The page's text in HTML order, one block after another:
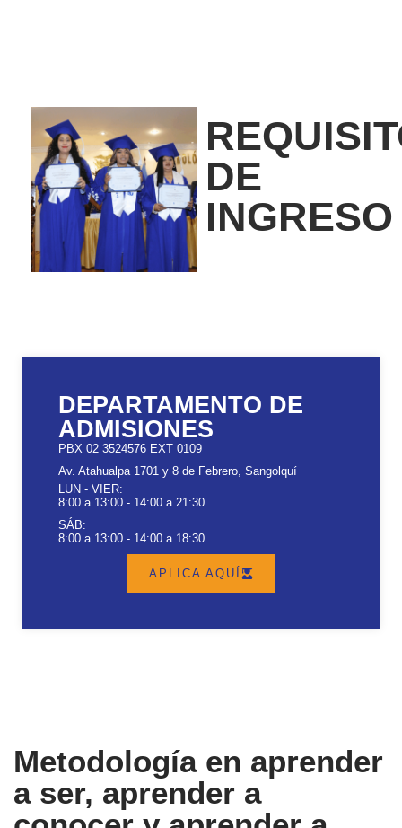
DE
INGRESO
DEPARTAMENTO DE
ADMISIONES
PBX 02 3524576 EXT 0109
Av. Atahualpa 1701 y 8 de Febrero, Sangolquí
LUN - VIER:
8:00 a 13:00 - 14:00 a 21:30
SÁB:
8:00 a 13:00 - 14:00 a 18:30
APLICA AQUÍ
Metodología en aprender
a ser, aprender a